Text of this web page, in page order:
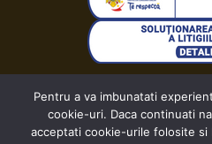
Pentru a va imbunatati
cookie-uri. Daca continuati
acceptati cookie-urile folosite si